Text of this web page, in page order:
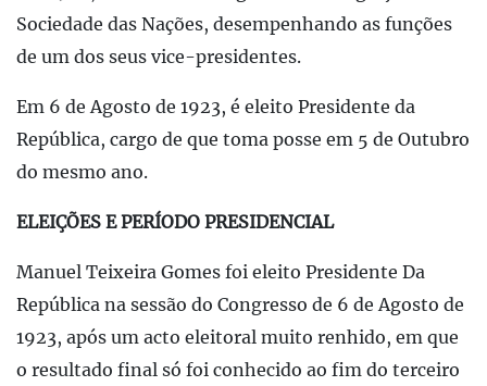
Sociedade das Nações, desempenhando as funções
de um dos seus vice-presidentes.
Em 6 de Agosto de 1923, é eleito Presidente da
República, cargo de que toma posse em 5 de Outubro
do mesmo ano.
ELEIÇÕES E PERÍODO PRESIDENCIAL
Manuel Teixeira Gomes foi eleito Presidente Da
República na sessão do Congresso de 6 de Agosto de
1923, após um acto eleitoral muito renhido, em que
o resultado final só foi conhecido ao fim do terceiro